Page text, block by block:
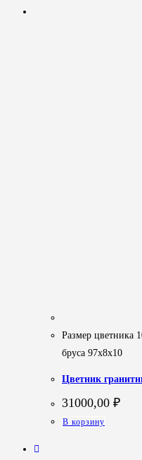
Размер цветника
бруса 97х8х10
Цветник
31000,00 ₽
В корзину